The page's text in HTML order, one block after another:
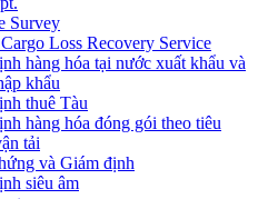
Survey
Loss Recovery Service
hàng hóa tại nước xuất khẩu và
khẩu
thuê Tàu
hàng hóa đóng gói theo tiêu
tải
và Giám định
siêu âm